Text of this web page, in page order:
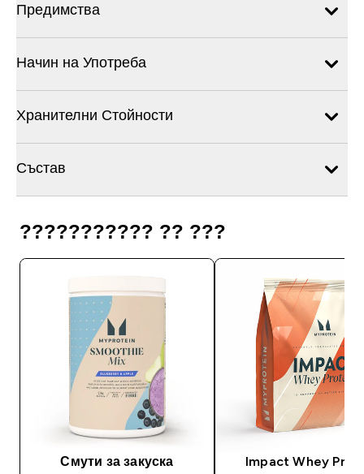
Предимства
Начин на Употреба
Хранителни Стойности
Състав
??????????? ?? ???
Смути за закуска Impact Whey